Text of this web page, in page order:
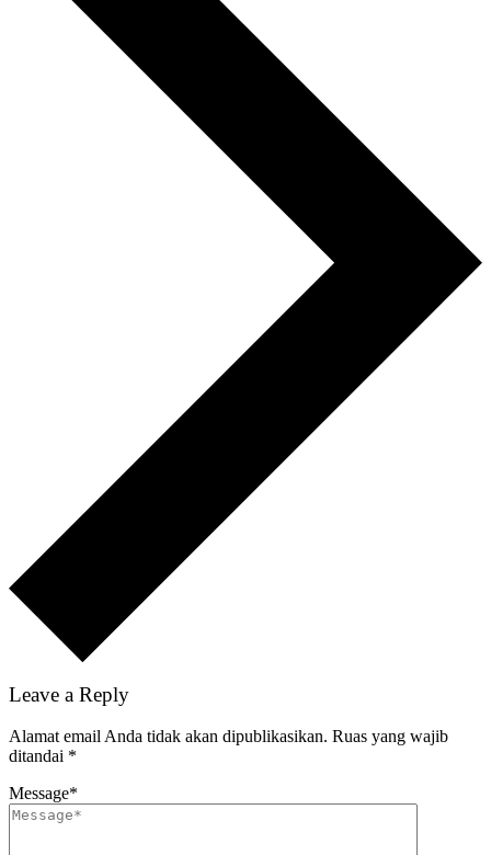
Leave a Reply
Alamat email Anda tidak akan dipublikasikan. Ruas yang wajib
ditandai *
Message*